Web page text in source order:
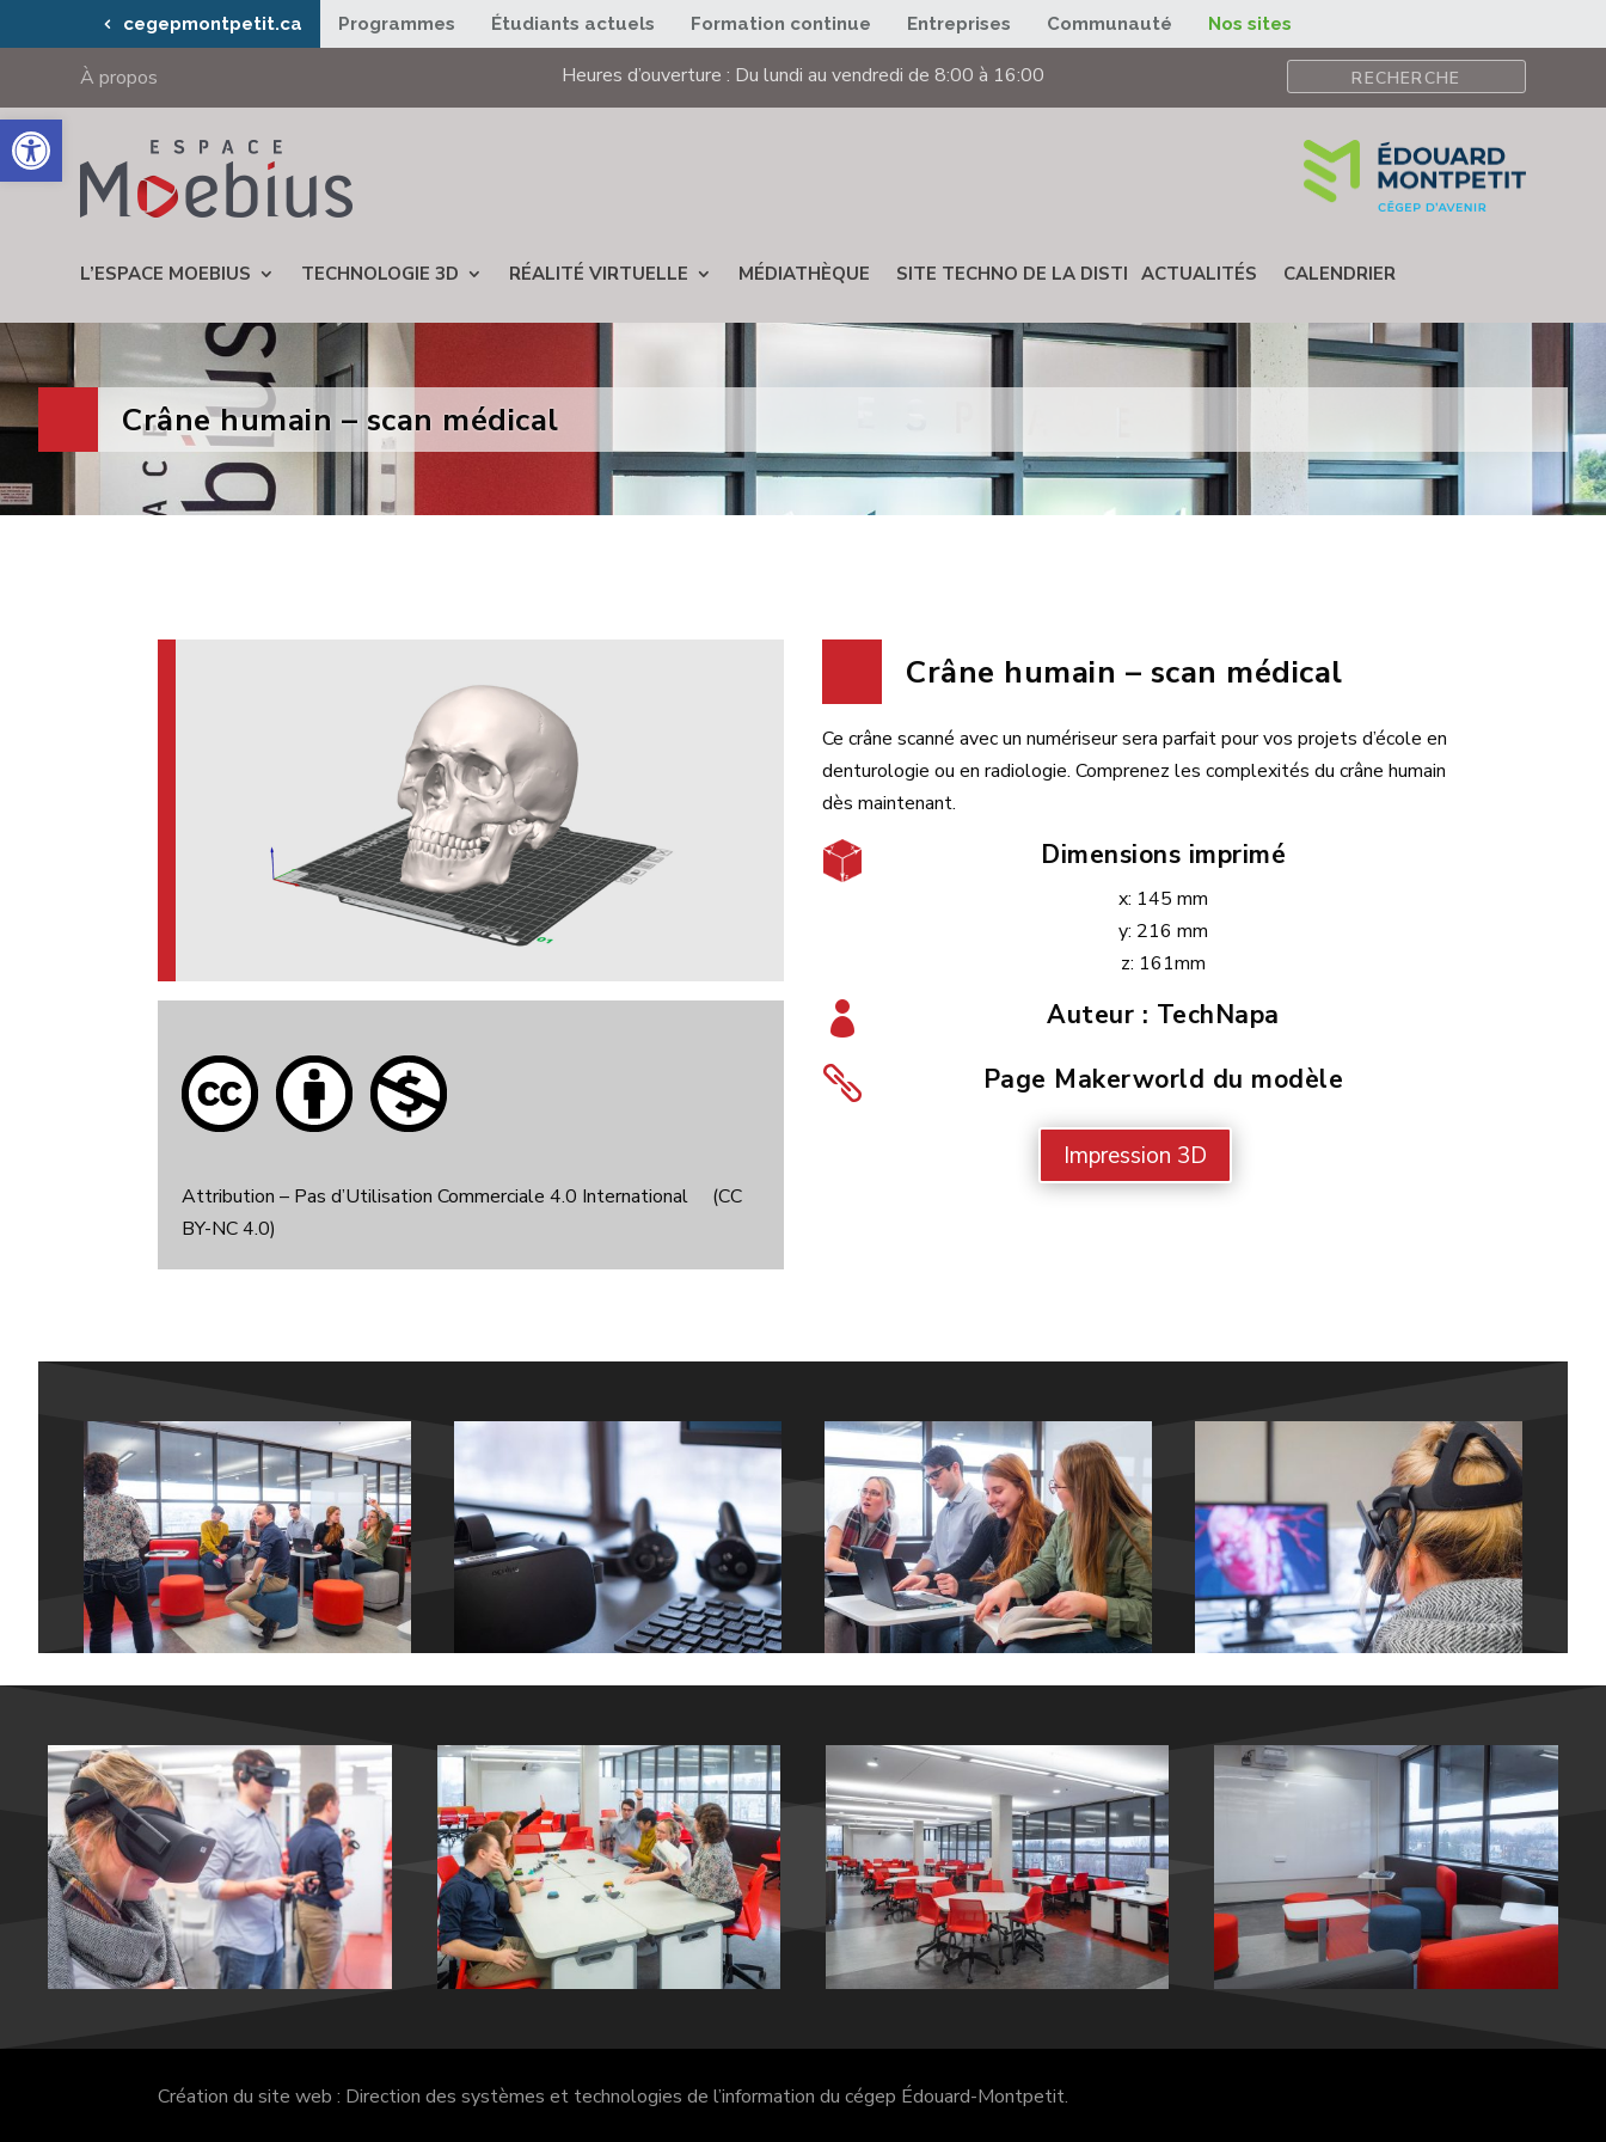
Ouvrir la barre d’outils
cegepmontpetit.ca Programmes Étudiants actuels Formation continue Entreprises Communauté Nos sites
À propos Heures d’ouverture : Du lundi au vendredi de 8:00 à 16:00
L’ESPACE MOEBIUS TECHNOLOGIE 3D RÉALITÉ VIRTUELLE MÉDIATHÈQUE SITE TECHNO DE LA DISTI ACTUALITÉS CALENDRIER
Crâne humain – scan médical
Attribution – Pas d’Utilisation Commerciale 4.0 International (CC
BY-NC 4.0)
Crâne humain – scan médical
Ce crâne scanné avec un numériseur sera parfait pour vos projets d’école en
denturologie ou en radiologie. Comprenez les complexités du crâne humain
dès maintenant.
Dimensions imprimé
x: 145 mm
y: 216 mm
z: 161mm
 Auteur : TechNapa
 Page Makerworld du modèle
Impression 3D
Création du site web : Direction des systèmes et technologies de l’information du cégep Édouard-Montpetit.